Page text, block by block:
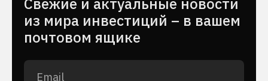
из мира инвестиций – в вашем
почтовом ящике